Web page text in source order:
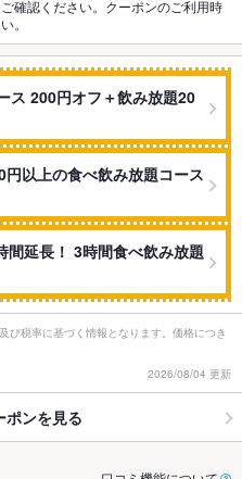
確認ください。クーポンのご利用時
。
ス 200円オフ＋飲み放題20
以上の食べ飲み放題コース
延長！ 3時間食べ飲み放題
税率に基づく情報となります。価格につき
2026/08/04 更新
ポンを見る